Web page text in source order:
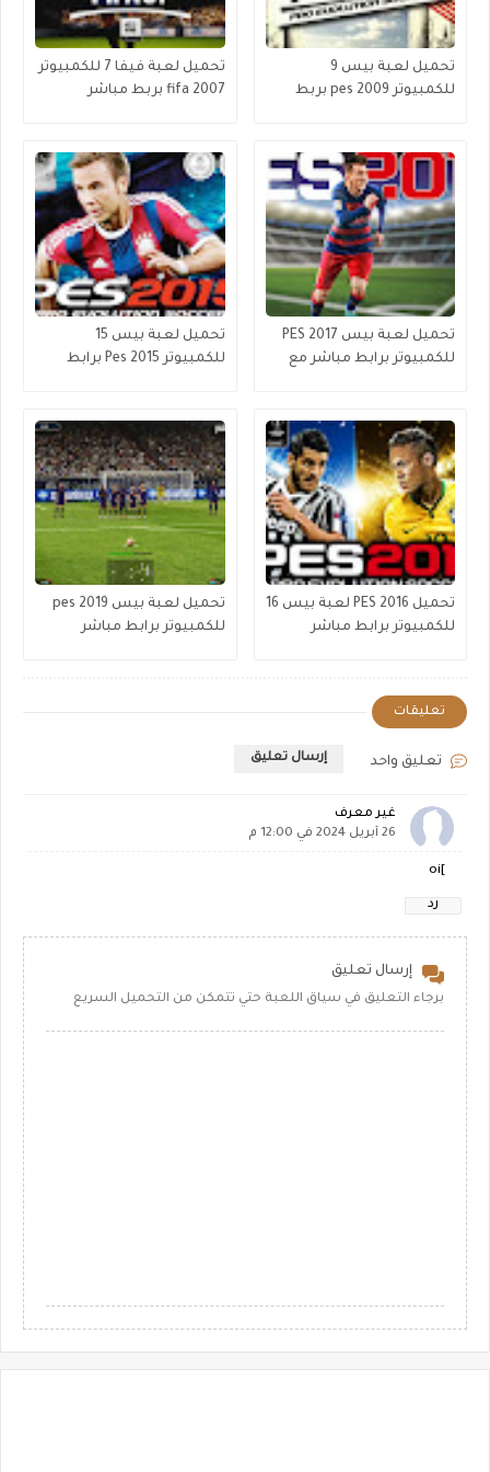
تحميل لعبة بيس 9
للكمبيوتر pes 2009 بربط
تحميل لعبة فيفا 7 للكمبيوتر
fifa 2007 بربط مباشر
تحميل لعبة بيس 2017 PES
للكمبيوتر برابط مباشر مع
تحميل لعبة بيس 15
للكمبيوتر Pes 2015 برابط
تحميل PES 2016 لعبة بيس 16
للكمبيوتر برابط مباشر
تحميل لعبة بيس pes 2019
للكمبيوتر برابط مباشر
تعليقات
تعليق واحد إرسال تعليق
غير معرف
26 أبريل 2024 في 12:00 م
]oi
رد
إرسال تعليق
برجاء التعليق في سياق اللعبة حتي تتمكن من التحميل السريع